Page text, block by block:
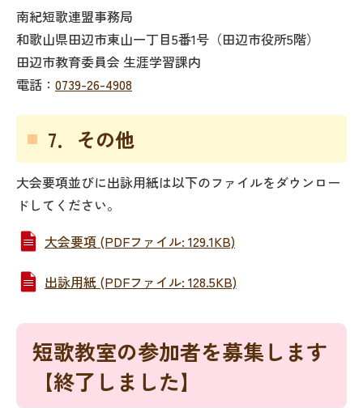
南紀短歌連盟事務局
和歌山県田辺市東山一丁目5番1号（田辺市役所5階）
田辺市教育委員会 生涯学習課内
電話： 0739-26-4908
7．その他
大会要項並びに出詠用紙は以下のファイルをダウンロー
ドしてください。
大会要項 (PDFファイル: 129.1KB)
出詠用紙 (PDFファイル: 128.5KB)
短歌教室の参加者を募集します
【終了しました】